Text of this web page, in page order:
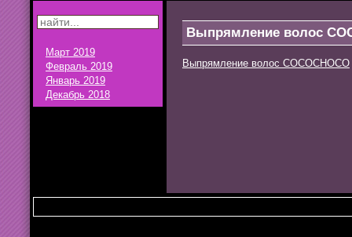
Март 2019
Февраль 2019
Январь 2019
Декабрь 2018
Выпрямление волос
Выпрямление волос COCOCHOCO